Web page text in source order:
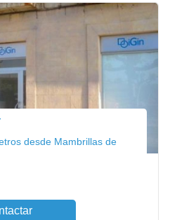
desde Mambrillas de